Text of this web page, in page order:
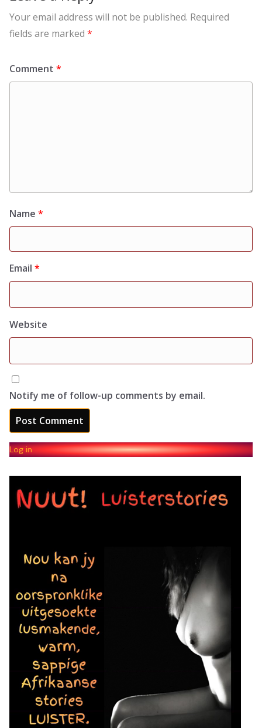
Your email address will not be published. Required
fields are marked *
Comment *
Name *
Email *
Website
Notify me of follow-up comments by email.
Log in